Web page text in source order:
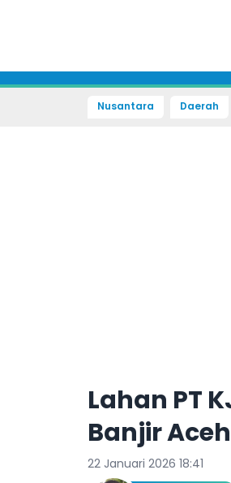
Nusantara Daerah
Lahan PT
Banjir
22 Januari 2026 18:41